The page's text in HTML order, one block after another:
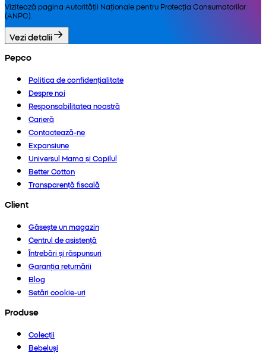
Vizitează pagina Autorității Naționale pentru Protecția Consumatorilor
(ANPC).
Vezi detalii
Pepco
Politica de confidențialitate
Despre noi
Responsabilitatea noastră
Carieră
Contactează-ne
Expansiune
Universul Mama și Copilul
Better Cotton
Transparență fiscală
Client
Găsește un magazin
Centrul de asistență
Întrebări și răspunsuri
Garanția returnării
Blog
Setări cookie-uri
Produse
Colecții
Bebeluși